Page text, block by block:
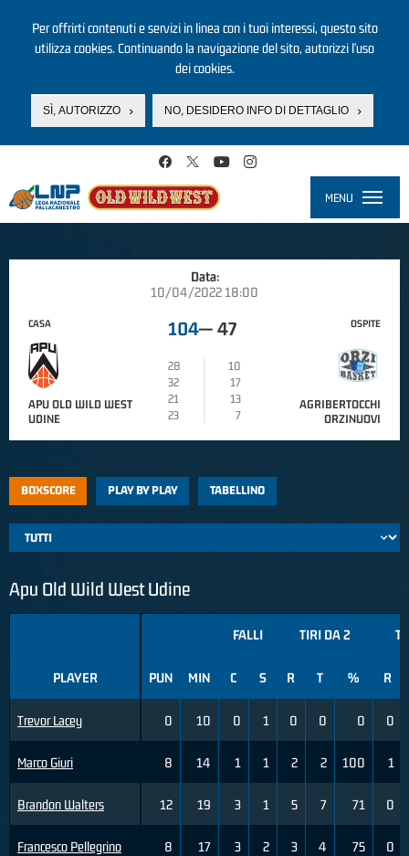
Per offrirti contenuti e servizi in linea con i tuoi interessi, questo sito
utilizza cookies. Continuando la navigazione del sito, autorizzi l’uso
dei cookies.
SÌ, AUTORIZZO NO, DESIDERO INFO DI DETTAGLIO
MENU
Data:
10/04/2022 18:00
CASA
APU OLD WILD WEST
UDINE
104— 47
28
10
32
17
21
13
23
7
OSPITE
AGRIBERTOCCHI
ORZINUOVI
BOXSCORE PLAY BY PLAY TABELLINO
Apu Old Wild West Udine
PLAYER
Trevor Lacey
Marco Giuri
Brandon Walters
Francesco Pellegrino
FALLI TIRI DA 2
PUN MIN C S R T % R
0 10 0 1 0 0 0 0
8 14 1 1 2 2 100 1
12 19 3 1 5 7 71 0
8 17 3 2 3 4 75 0